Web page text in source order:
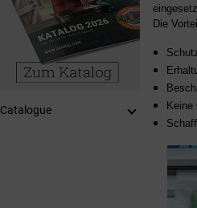
Catalogue
Die
Keine